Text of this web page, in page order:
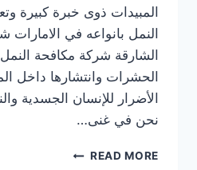
المبيدات ذوى خبرة كبيرة
النمل بانواعه في
الشارقة شركة مكافحة
الحشرات وانتشارها داخل
الأضرار للإنسان الجسدية
نحن في غنى…
READ MOREشركة